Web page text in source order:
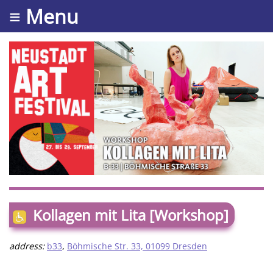
≡ Menu
Kollagen mit Lita [Workshop]
address: b33, Böhmische Str. 33, 01099 Dresden